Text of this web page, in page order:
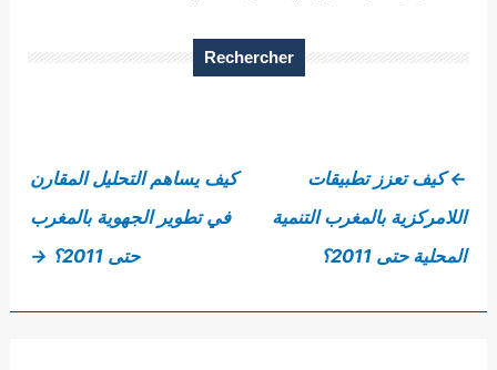
Rechercher
←كيف تعزز تطبيقات
اللامركزية بالمغرب التنمية
المحلية حتى 2011؟
كيف يساهم التحليل المقارن
في تطوير الجهوية بالمغرب
حتى 2011؟
→